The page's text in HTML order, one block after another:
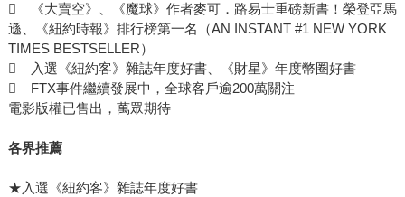
 《大賣空》、《魔球》作者麥可．路易士重磅新書！榮登亞馬
遜、《紐約時報》排行榜第一名（AN INSTANT #1 NEW YORK
TIMES BESTSELLER）
 入選《紐約客》雜誌年度好書、《財星》年度幣圈好書
 FTX事件繼續發展中，全球客戶逾200萬關注
電影版權已售出，萬眾期待
各界推薦
★入選《紐約客》雜誌年度好書